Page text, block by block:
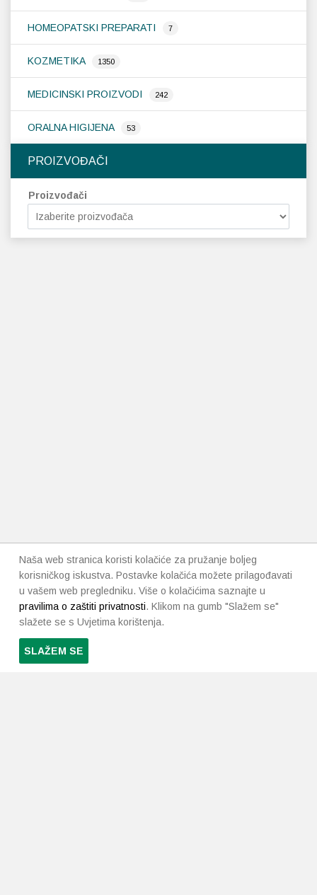
HOMEOPATSKI PREPARATI 7
KOZMETIKA 1350
MEDICINSKI PROIZVODI 242
ORALNA HIGIJENA 53
PROIZVOĐAČI
Proizvođači
Naša web stranica koristi kolačiće za pružanje boljeg
korisničkog iskustva. Postavke kolačića možete prilagođavati
u vašem web pregledniku. Više o kolačićima saznajte u
pravilima o zaštiti privatnosti. Klikom na gumb "Slažem se"
slažete se s Uvjetima korištenja.
SLAŽEM SE